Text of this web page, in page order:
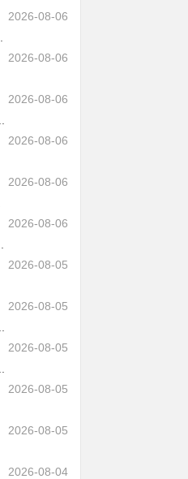
2026-08-06
2026-08-06
2026-08-06
2026-08-06
2026-08-06
2026-08-06
2026-08-05
2026-08-05
2026-08-05
2026-08-05
2026-08-05
2026-08-04